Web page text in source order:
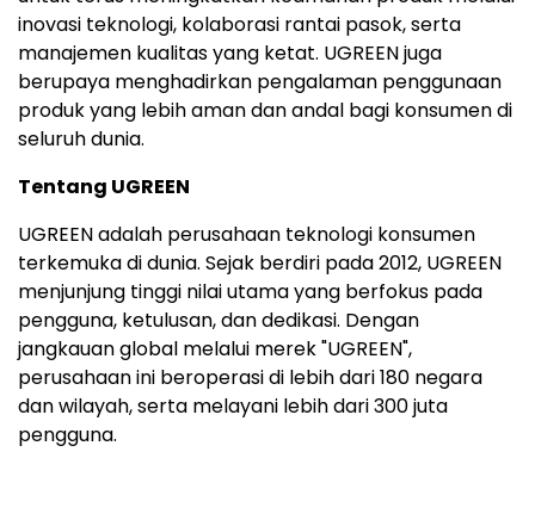
inovasi teknologi, kolaborasi rantai pasok, serta
manajemen kualitas yang ketat. UGREEN juga
berupaya menghadirkan pengalaman penggunaan
produk yang lebih aman dan andal bagi konsumen di
seluruh dunia.
Tentang UGREEN
UGREEN adalah perusahaan teknologi konsumen
terkemuka di dunia. Sejak berdiri pada 2012, UGREEN
menjunjung tinggi nilai utama yang berfokus pada
pengguna, ketulusan, dan dedikasi. Dengan
jangkauan global melalui merek "UGREEN",
perusahaan ini beroperasi di lebih dari 180 negara
dan wilayah, serta melayani lebih dari 300 juta
pengguna.